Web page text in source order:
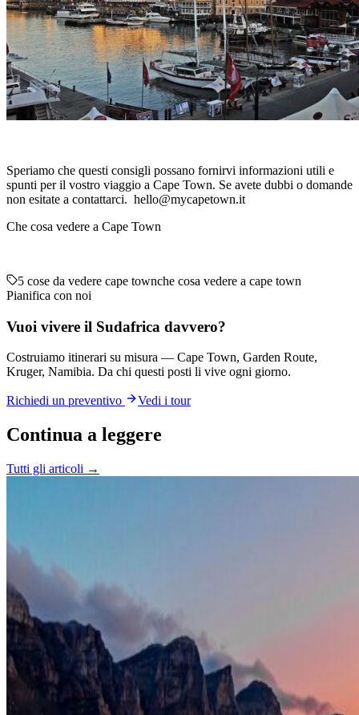
Speriamo che questi consigli possano fornirvi informazioni utili e
spunti per il vostro viaggio a Cape Town. Se avete dubbi o domande
non esitate a contattarci. hello@mycapetown.it
Che cosa vedere a Cape Town
5 cose da vedere cape townche cosa vedere a cape town
Pianifica con noi
Vuoi vivere il Sudafrica davvero?
Costruiamo itinerari su misura — Cape Town, Garden Route,
Kruger, Namibia. Da chi questi posti li vive ogni giorno.
Richiedi un preventivo Vedi i tour
Continua a leggere
Tutti gli articoli →